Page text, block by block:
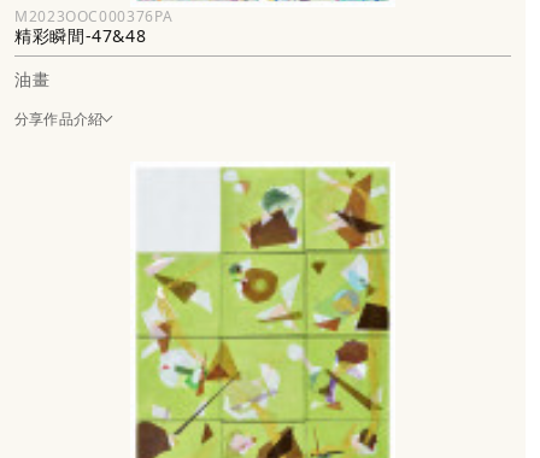
M2023OOC000376PA
精彩瞬間-47&48
油畫
分享作品介紹